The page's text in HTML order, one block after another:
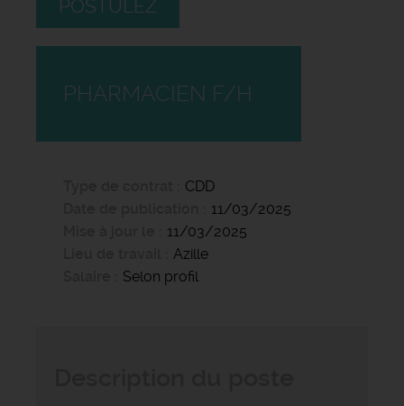
POSTULEZ
PHARMACIEN F/H
CDD
11/03/2025
11/03/2025
Azille
Selon profil